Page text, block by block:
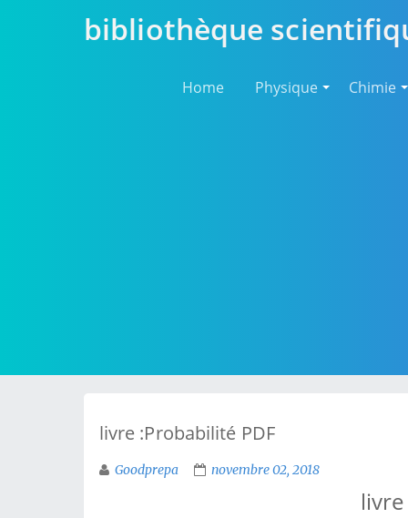
bibliothèque
Home Physique Chimie
livre :Probabilité PDF
Goodprepa novembre 02, 2018